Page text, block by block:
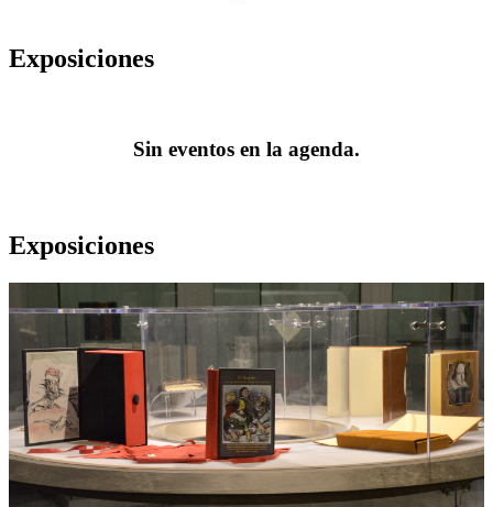
Exposiciones
Sin eventos en la agenda.
Exposiciones